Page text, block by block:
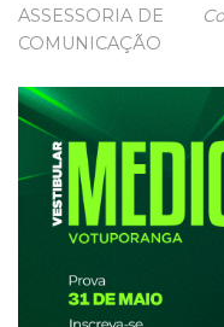
ASSESSORIA DE
COMUNICAÇÃO